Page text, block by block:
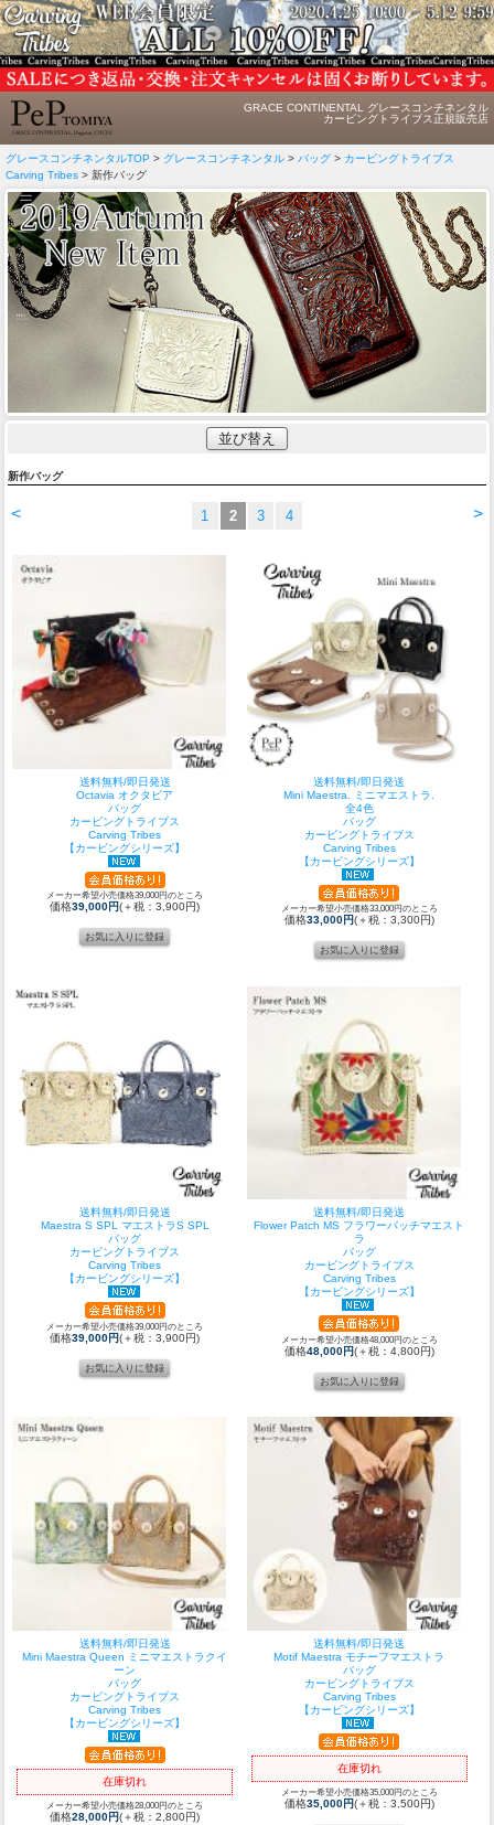
GRACE CONTINENTAL グレースコンチネンタル
カービングトライブス正規販売店
グレースコンチネンタルTOP > グレースコンチネンタル > バッグ > カービングトライブス
Carving Tribes > 新作バッグ
並び替え
新作バッグ
< >
1 2 3 4
送料無料/即日発送
Octavia オクタビア
バッグ
カービングトライブス
Carving Tribes
【カービングシリーズ】
メーカー希望小売価格39,000円のところ
価格39,000円(＋税：3,900円)
送料無料/即日発送
Mini Maestra. ミニマエストラ.
全4色
バッグ
カービングトライブス
Carving Tribes
【カービングシリーズ】
メーカー希望小売価格33,000円のところ
価格33,000円(＋税：3,300円)
送料無料/即日発送
Maestra S SPL マエストラS SPL
バッグ
カービングトライブス
Carving Tribes
【カービングシリーズ】
メーカー希望小売価格39,000円のところ
価格39,000円(＋税：3,900円)
送料無料/即日発送
Flower Patch MS フラワーパッチマエスト
ラ
バッグ
カービングトライブス
Carving Tribes
【カービングシリーズ】
メーカー希望小売価格48,000円のところ
価格48,000円(＋税：4,800円)
送料無料/即日発送
Mini Maestra Queen ミニマエストラクイ
ーン
バッグ
カービングトライブス
Carving Tribes
【カービングシリーズ】
在庫切れ
メーカー希望小売価格28,000円のところ
価格28,000円(＋税：2,800円)
送料無料/即日発送
Motif Maestra モチーフマエストラ
バッグ
カービングトライブス
Carving Tribes
【カービングシリーズ】
在庫切れ
メーカー希望小売価格35,000円のところ
価格35,000円(＋税：3,500円)